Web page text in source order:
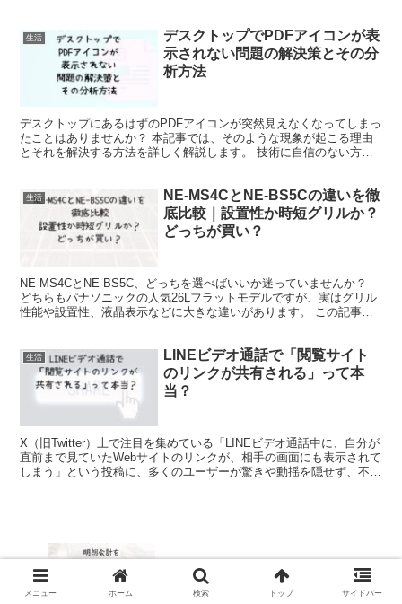
生活
デスクトップでPDFアイコンが表
示されない問題の解決策とその分
析方法
デスクトップにあるはずのPDFアイコンが突然見えなくなってしまっ
たことはありませんか？ 本記事では、そのような現象が起こる理由
とそれを解決する方法を詳しく解説します。 技術に自信のない方で
生活
NE-MS4CとNE-BS5Cの違いを徹
底比較｜設置性か時短グリルか？
どっちが買い？
NE-MS4CとNE-BS5C、どっちを選べばいいか迷っていませんか？
どちらもパナソニックの人気26Lフラットモデルですが、実はグリル
性能や設置性、液晶表示などに大きな違いがあります。 この記事で
生活
LINEビデオ通話で「閲覧サイト
のリンクが共有される」って本
当？
X（旧Twitter）上で注目を集めている「LINEビデオ通話中に、自分が
直前まで見ていたWebサイトのリンクが、相手の画面にも表示されて
しまう」という投稿に、多くのユーザーが驚きや動揺を隠せず、不安
明朗会計を実現するためのポイント
メニュー ホーム 検索 トップ サイドバー